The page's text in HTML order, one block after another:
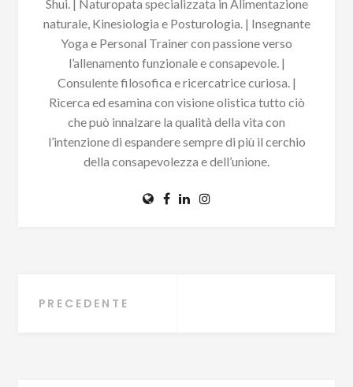
Shui. | Naturopata specializzata in Alimentazione
naturale, Kinesiologia e Posturologia. | Insegnante
Yoga e Personal Trainer con passione verso
l’allenamento funzionale e consapevole. |
Consulente filosofica e ricercatrice curiosa. |
Ricerca ed esamina con visione olistica tutto ciò
che può innalzare la qualità della vita con
l’intenzione di espandere sempre di più il cerchio
della consapevolezza e dell’unione.
Navigazione articoli
PRECEDENTE